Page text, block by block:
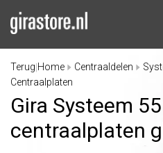
Terug Home Centraaldelen
Centraalplaten
Gira Systeem 55
centraalplaten